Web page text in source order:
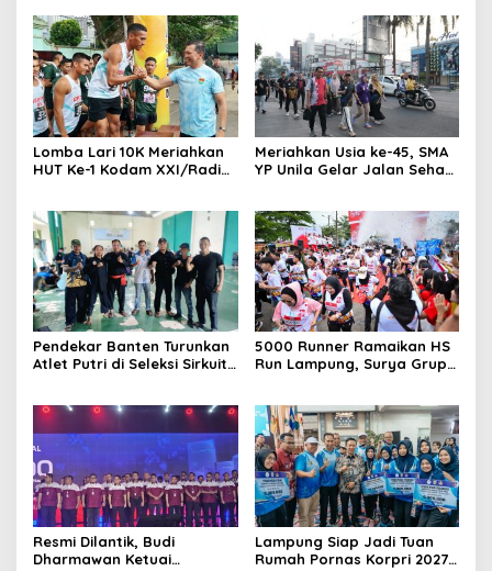
Lomba Lari 10K Meriahkan
HUT Ke-1 Kodam XXI/Radin
Meriahkan Usia ke-45, SMA
YP Unila Gelar Jalan Sehat
Pendekar Banten Turunkan
Atlet Putri di Seleksi Sirkuit
5000 Runner Ramaikan HS
Run Lampung, Surya Grup
Resmi Dilantik, Budi
Dharmawan Ketuai
Lampung Siap Jadi Tuan
Rumah Pornas Korpri 2027,